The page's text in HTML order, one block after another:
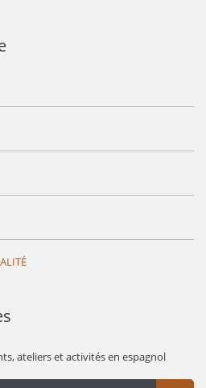
ateliers et activités en espagnol